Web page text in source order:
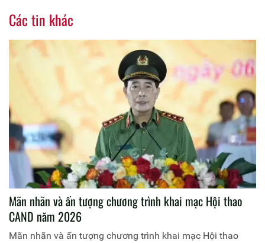
Các tin khác
Mãn nhãn và ấn tượng chương trình khai mạc Hội thao
CAND năm 2026
Mãn nhãn và ấn tượng chương trình khai mạc Hội thao